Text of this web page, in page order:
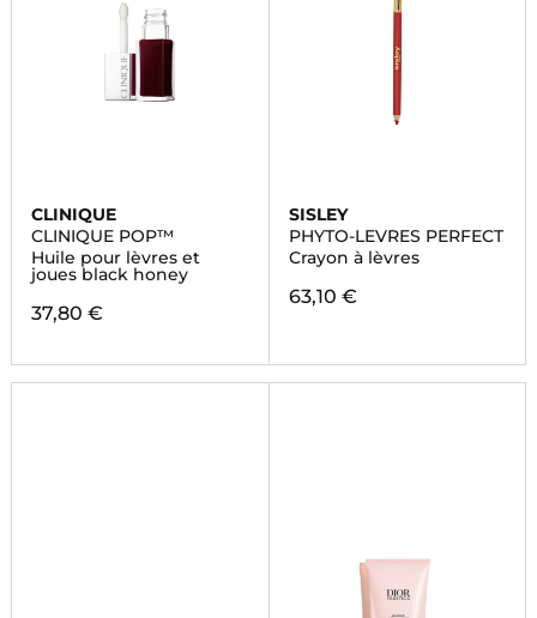
CLINIQUE
CLINIQUE POP™
Huile pour lèvres et
joues black honey
37,80 €
SISLEY
PHYTO-LEVRES PERFECT
Crayon à lèvres
63,10 €